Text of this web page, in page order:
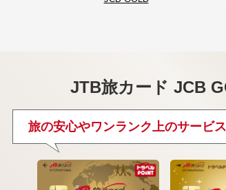
JTB旅カード JCB
旅の安心やワンランク上のサービス